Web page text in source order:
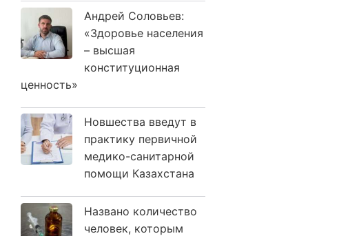
Андрей Соловьев:
«Здоровье населения
– высшая
конституционная
ценность»
Новшества введут в
практику первичной
медико-санитарной
помощи Казахстана
Названо количество
человек, которым